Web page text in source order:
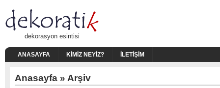
dekorasyon esintisi
ANASAYFA KIMIZ NEYIZ? İLETIŞIM
Anasayfa » Arşiv